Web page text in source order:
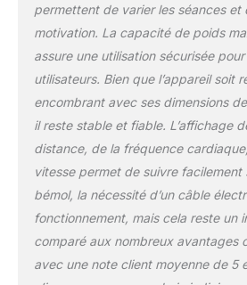
permettent de varier les séances et
motivation. La capacité de poids
assure une utilisation sécurisée
utilisateurs. Bien que l’appareil soit
encombrant avec ses dimensions
il reste stable et fiable. L’affichage
distance, de la fréquence
vitesse permet de suivre facilement
bémol, la nécessité d’un câble
fonctionnement, mais cela reste un
comparé aux nombreux avantages
avec une note client moyenne de 5